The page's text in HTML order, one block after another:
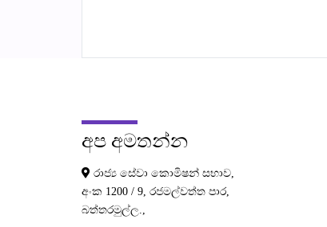
අප අමතන්න
රාජ්‍ය සේවා කොමිෂන් සභාව,
අංක 1200 / 9, රජමල්වත්ත පාර,
බත්තරමුල්ල.,